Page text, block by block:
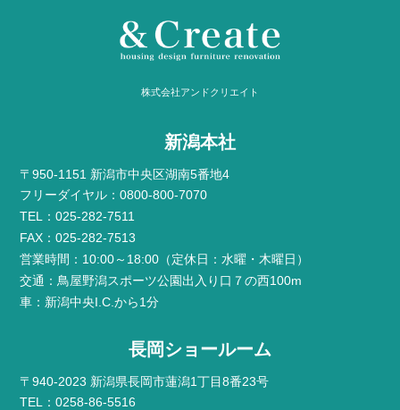
株式会社アンドクリエイト
新潟本社
〒950-1151 新潟市中央区湖南5番地4
フリーダイヤル：0800-800-7070
TEL：025-282-7511
FAX：025-282-7513
営業時間：10:00～18:00（定休日：水曜・木曜日）
交通：鳥屋野潟スポーツ公園出入り口７の西100m
車：新潟中央I.C.から1分
長岡ショールーム
〒940-2023 新潟県長岡市蓮潟1丁目8番23号
TEL：0258-86-5516